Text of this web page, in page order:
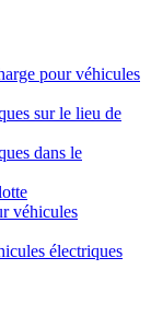
pour véhicules
sur le lieu de
dans le
véhicules
électriques